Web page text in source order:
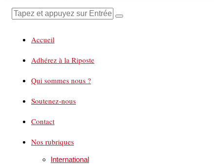
Accueil
Adhérez à la Riposte
Qui sommes nous ?
Soutenez-nous
Contact
Nos rubriques
International